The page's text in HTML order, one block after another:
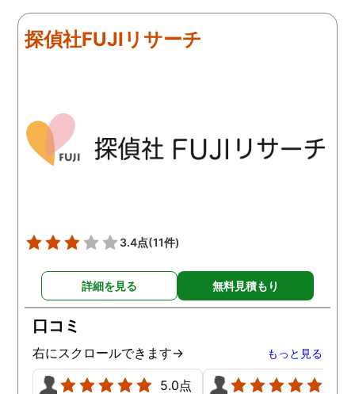
来ていました。 担当の人も
丁寧で報告内容もわかりや
く、むしろ期待以上に細
探偵社FUJIリサーチ
3.4点(11件)
詳細を見る 無料見積もり
口コミ
右にスクロールできます→ もっと見る
5.0点